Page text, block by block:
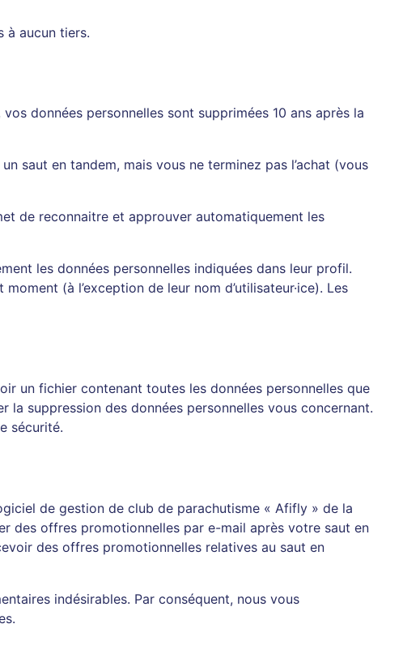
à aucun tiers.
données personnelles sont supprimées 10 ans après la
saut en tandem, mais vous ne terminez pas l’achat (vous
de reconnaitre et approuver automatiquement les
les données personnelles indiquées dans leur profil.
(à l’exception de leur nom d’utilisateur·ice). Les
un fichier contenant toutes les données personnelles que
suppression des données personnelles vous concernant.
sécurité.
de gestion de club de parachutisme « Afifly » de la
des offres promotionnelles par e-mail après votre saut en
des offres promotionnelles relatives au saut en
indésirables. Par conséquent, nous vous